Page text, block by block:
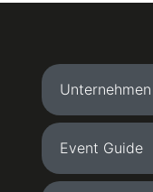
Unternehmen
Event Guide